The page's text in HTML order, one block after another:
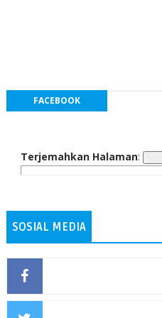
FACEBOOK
Terjemahkan Halaman:
SOSIAL MEDIA